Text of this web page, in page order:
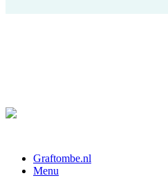
Graftombe.nl
Menu